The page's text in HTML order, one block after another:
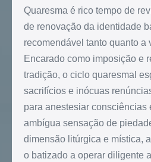
Quaresma é rico tempo de
de renovação da identidade
recomendável tanto quanto a
Encarado como imposição e
tradição, o ciclo quaresmal
sacrifícios e inócuas
para anestesiar consciências
ambígua sensação de
dimensão litúrgica e mística,
o batizado a operar diligente